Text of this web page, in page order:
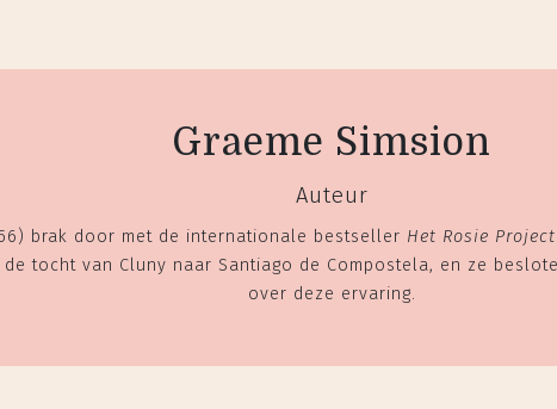
Graeme Simsion
Auteur
brak door met de internationale bestseller Het Rosie Project
tocht van Cluny naar Santiago de Compostela, en ze
over deze ervaring.